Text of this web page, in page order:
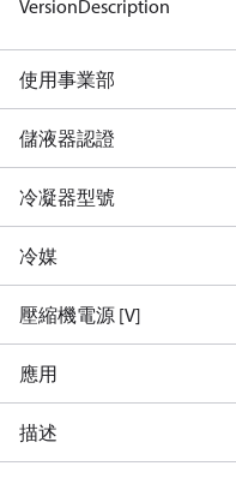
VersionDescription
使用事業部
儲液器認證
冷凝器型號
冷媒
壓縮機電源 [V]
應用
描述